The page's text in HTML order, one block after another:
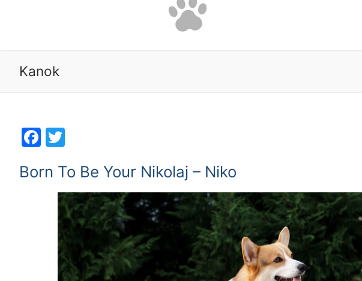
Kanok
Facebook
Born To Be Your Nikolaj – Niko